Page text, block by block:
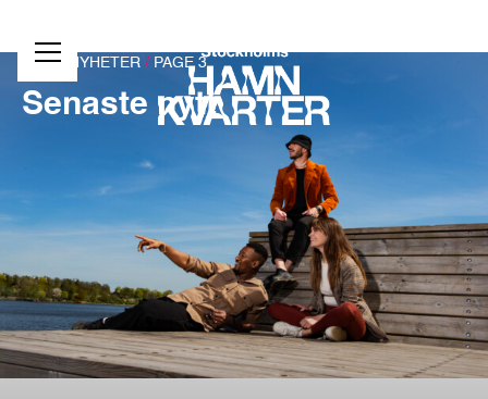
Stockholms Hamnkvarter
HEM / NYHETER / PAGE 3
Senaste nytt